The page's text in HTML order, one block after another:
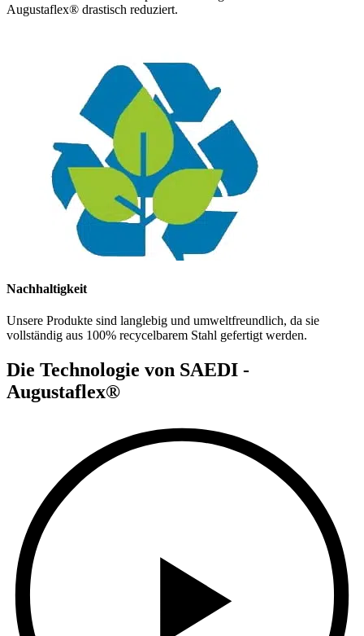
Augustaflex® drastisch reduziert.
Nachhaltigkeit
Unsere Produkte sind langlebig und umweltfreundlich, da sie
vollständig aus 100% recycelbarem Stahl gefertigt werden.
Die Technologie von SAEDI -
Augustaflex®